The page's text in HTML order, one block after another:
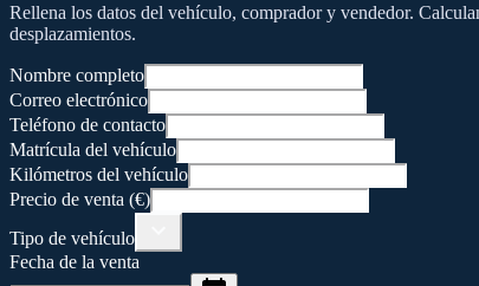
Rellena los datos del vehículo, comprador y vendedor.
desplazamientos.
Nombre completo
Correo electrónico
Teléfono de contacto
Matrícula del vehículo
Kilómetros del vehículo
Precio de venta (€)
Tipo de vehículo
Fecha de la venta